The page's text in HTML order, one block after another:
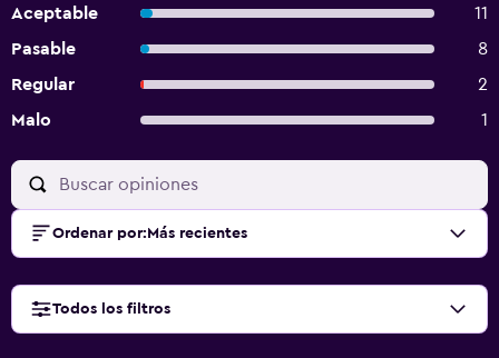
Aceptable
11
Pasable
8
Regular
2
Malo
1
Ordenar por: Más recientes
Todos los filtros